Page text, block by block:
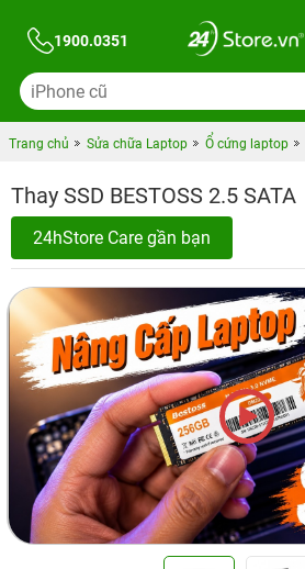
1900.0351
Trang chủ Sửa chữa Laptop Ổ cứng laptop
Thay SSD BESTOSS 2.5 SATA
24hStore Care gần bạn